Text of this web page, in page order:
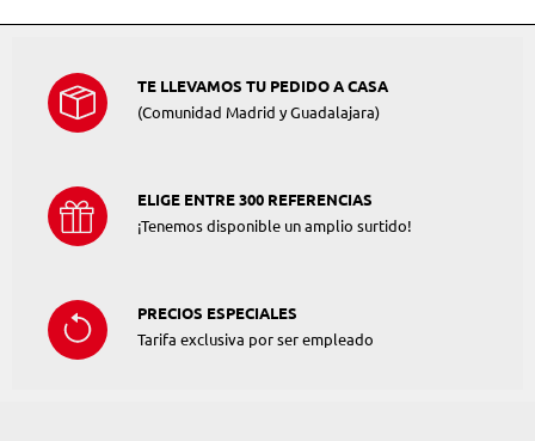
TE LLEVAMOS TU PEDIDO A CASA
(Comunidad Madrid y Guadalajara)
ELIGE ENTRE 300 REFERENCIAS
¡Tenemos disponible un amplio surtido!
PRECIOS ESPECIALES
Tarifa exclusiva por ser empleado